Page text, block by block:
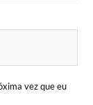
vez que eu